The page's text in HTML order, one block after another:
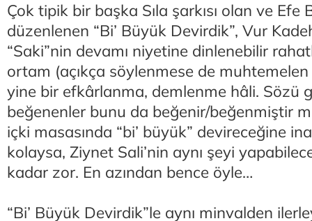
Çok tipik bir başka Sıla şarkısı olan ve Efe
düzenlenen “Bi’ Büyük Devirdik”, Vur
“Saki”nin devamı niyetine dinlenebilir
ortam (açıkça söylenmese de muhtemelen
yine bir efkârlanma, demlenme hâli. Sözü
beğenenler bunu da beğenir/beğenmiştir
içki masasında “bi’ büyük” devireceğine
kolaysa, Ziynet Sali’nin aynı şeyi
kadar zor. En azından bence öyle…
“Bi’ Büyük Devirdik”le aynı minvalden